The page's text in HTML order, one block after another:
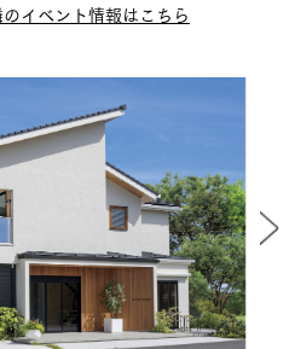
イベント情報はこちら